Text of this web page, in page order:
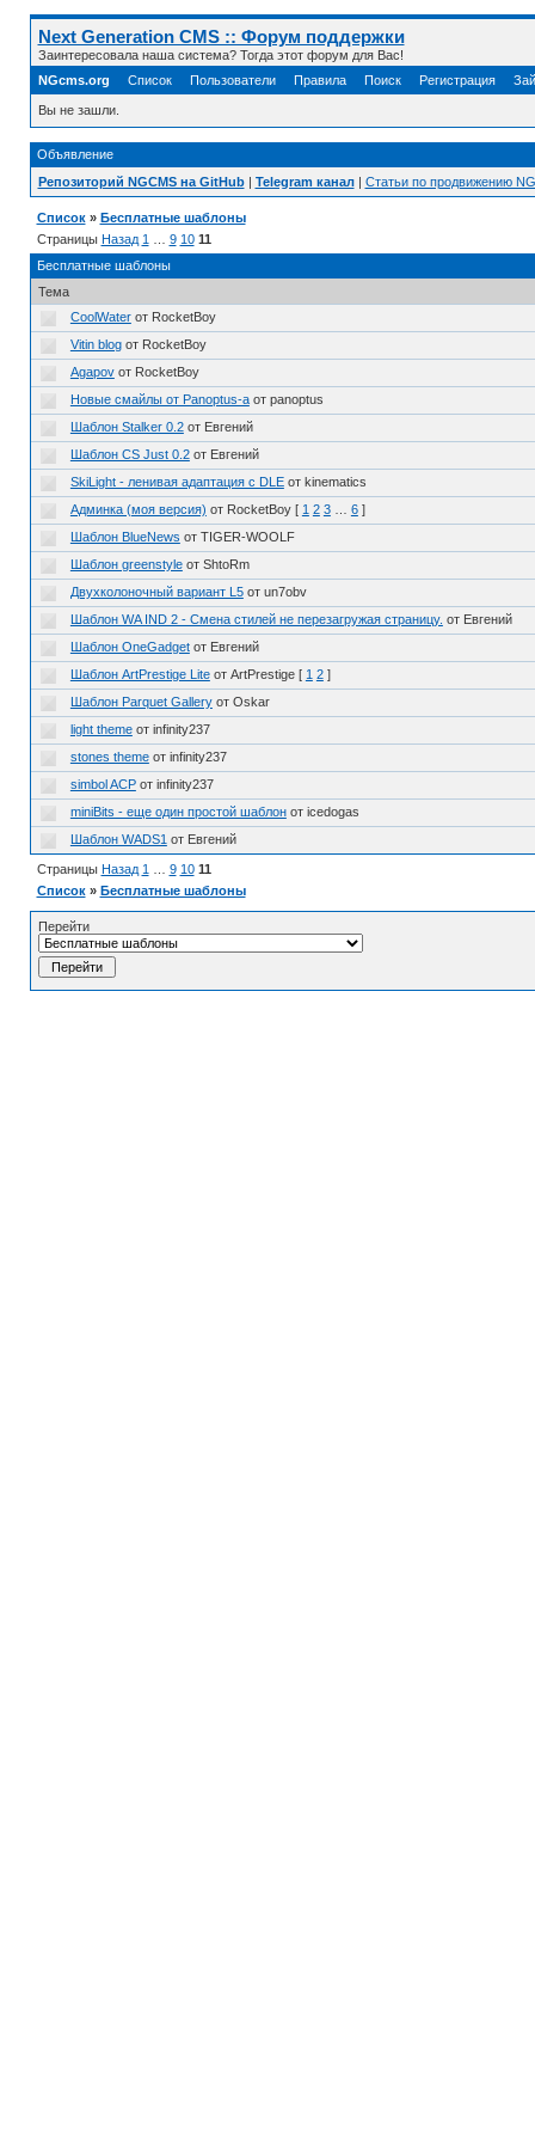
Next Generation CMS :: Форум поддержки
Заинтересовала наша система? Тогда этот форум для Вас!
NGcms.org
Список Пользователи Правила Поиск Регистрация
Вы не зашли.
Объявление
Репозиторий NGCMS на GitHub| Telegram канал| Статьи по продвижению
Список » Бесплатные шаблоны
Страницы Назад 1 9 10 11
Бесплатные шаблоны
Тема
CoolWater от RocketBoy
Vitin blog от RocketBoy
Agapov от RocketBoy
Новые смайлы от Panoptus-а от panoptus
Шаблон Stalker 0.2 от Евгений
Шаблон CS Just 0.2 от Евгений
SkiLight - ленивая адаптация с DLE от kinematics
Админка (моя версия) от RocketBoy [ 1 2 3 6]
Шаблон BlueNews от TIGER-WOOLF
Шаблон greenstyle от ShtoRm
Двухколоночный вариант L5 от un7obv
Шаблон WA IND 2 - Смена стилей не перезагружая страницу. от Евгений
Шаблон OneGadget от Евгений
Шаблон ArtPrestige Lite от ArtPrestige [ 1 2]
Шаблон Parquet Gallery от Oskar
light theme от infinity237
stones theme от infinity237
simbol ACP от infinity237
miniBits - еще один простой шаблон от icedogas
Шаблон WADS1 от Евгений
Страницы Назад 1 9 10 11
Список » Бесплатные шаблоны
Перейти